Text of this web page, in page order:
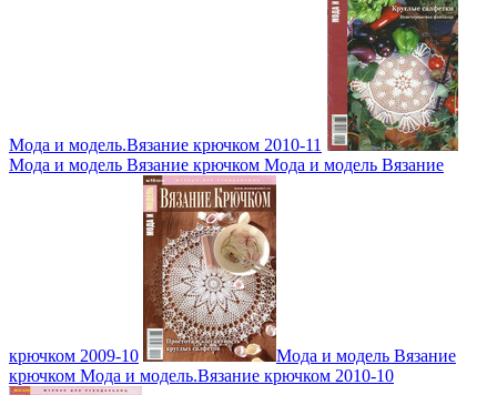
Мода и модель.Вязание крючком 2010-11
Мода и модель Вязание крючком Мода и модель Вязание
крючком 2009-10
Мода и модель Вязание
крючком Мода и модель.Вязание крючком 2010-10